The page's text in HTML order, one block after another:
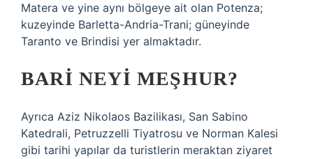
Matera ve yine aynı bölgeye ait olan Potenza;
kuzeyinde Barletta-Andria-Trani; güneyinde
Taranto ve Brindisi yer almaktadır.
BARI NEYI MEŞHUR?
Ayrıca Aziz Nikolaos Bazilikası, San Sabino
Katedrali, Petruzzelli Tiyatrosu ve Norman Kalesi
gibi tarihi yapılar da turistlerin meraktan ziyaret